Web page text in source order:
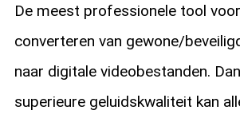
De meest professionele tool
converteren van gewone/
naar digitale videobestanden.
superieure geluidskwaliteit kan